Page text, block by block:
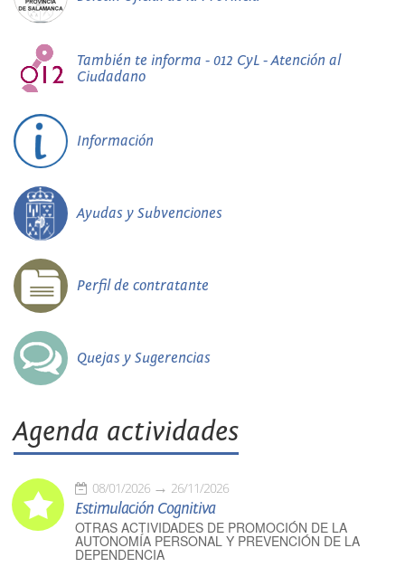
También te informa - 012 CyL - Atención al
Ciudadano
Información
Ayudas y Subvenciones
Perfil de contratante
Quejas y Sugerencias
Agenda actividades
08/01/2026 26/11/2026
Estimulación Cognitiva
OTRAS ACTIVIDADES DE PROMOCIÓN DE LA
AUTONOMÍA PERSONAL Y PREVENCIÓN DE LA
DEPENDENCIA